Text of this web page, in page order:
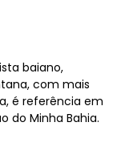
baiano,
com mais
é referência em
do Minha Bahia.